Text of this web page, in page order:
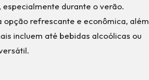
especialmente durante o verão.
refrescante e econômica, além
incluem até bebidas alcoólicas ou